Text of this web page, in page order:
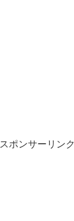
スポンサーリンク